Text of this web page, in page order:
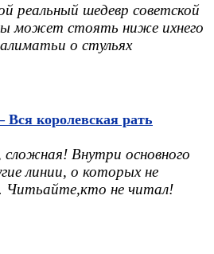
реальный шедевр советской
может стоять ниже ихнего
о стульях
Вся королевская рать
Внутри основного
линии, о которых не
Читьайте,кто не читал!